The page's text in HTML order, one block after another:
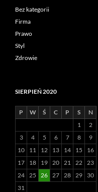
Bez kategorii
Firma
Prawo
Styl
Zdrowie
SIERPIEŃ 2020
P W Ś C P S
N
1
2
3
4 5 6 7 8
9
10
11 12 13 14 15
16
17
18 19 20 21 22 23
24 25 26 27 28 29
30
31